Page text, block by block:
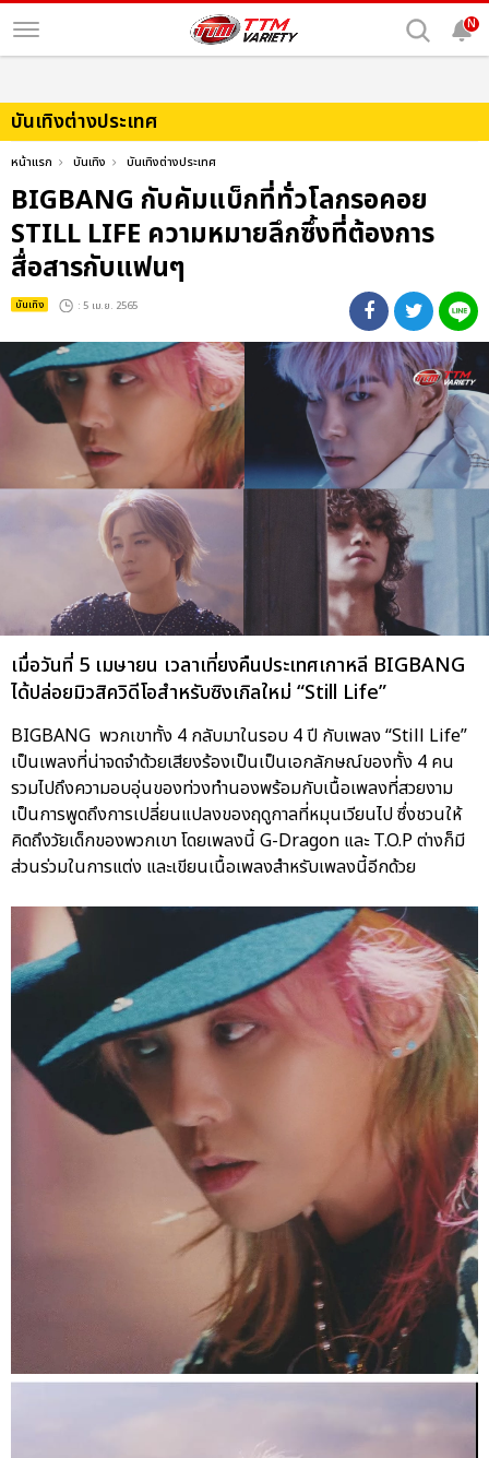
N
บันเทิงต่างประเทศ
หน้าแรก บันเทิง บันเทิงต่างประเทศ
BIGBANG กับคัมแบ็กที่ทั่วโลกรอคอย
STILL LIFE ความหมายลึกซึ้งที่ต้องการ
สื่อสารกับแฟนๆ
บันเทิง : 5 เม.ย. 2565
เมื่อวันที่ 5 เมษายน เวลาเที่ยงคืนประเทศเกาหลี BIGBANG
ได้ปล่อยมิวสิควิดีโอสำหรับซิงเกิลใหม่ “Still Life”
BIGBANG พวกเขาทั้ง 4 กลับมาในรอบ 4 ปี กับเพลง “Still Life”
เป็นเพลงที่น่าจดจำด้วยเสียงร้องเป็นเป็นเอกลักษณ์ของทั้ง 4 คน
รวมไปถึงความอบอุ่นของท่วงทำนองพร้อมกับเนื้อเพลงที่สวยงาม
เป็นการพูดถึงการเปลี่ยนแปลงของฤดูกาลที่หมุนเวียนไป ซึ่งชวนให้
คิดถึงวัยเด็กของพวกเขา โดยเพลงนี้ G-Dragon และ T.O.P ต่างก็มี
ส่วนร่วมในการแต่ง และเขียนเนื้อเพลงสำหรับเพลงนี้อีกด้วย